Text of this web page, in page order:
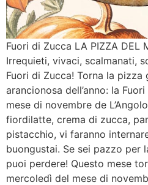
Fuori di Zucca LA PIZZA DEL
Irrequieti, vivaci, scalmanati,
Fuori di Zucca! Torna la pizza
arancionosa dell’anno: la
mese di novembre de
fiordilatte, crema di zucca,
pistacchio, vi faranno
buongustai. Se sei pazzo per
puoi perdere! Questo mese
mercoledì del mese di